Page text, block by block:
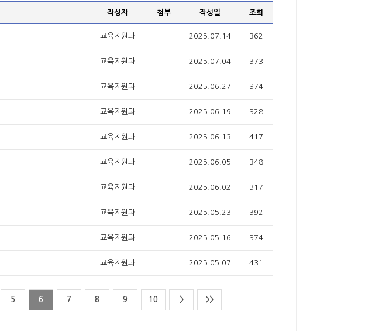
작성자 첨부 작성일 조회
교육지원과 2025.07.14 362
교육지원과 2025.07.04 373
교육지원과 2025.06.27 374
교육지원과 2025.06.19 328
교육지원과 2025.06.13 417
교육지원과 2025.06.05 348
교육지원과 2025.06.02 317
교육지원과 2025.05.23 392
교육지원과 2025.05.16 374
교육지원과 2025.05.07 431
5 6 7 8 9 10 > >>